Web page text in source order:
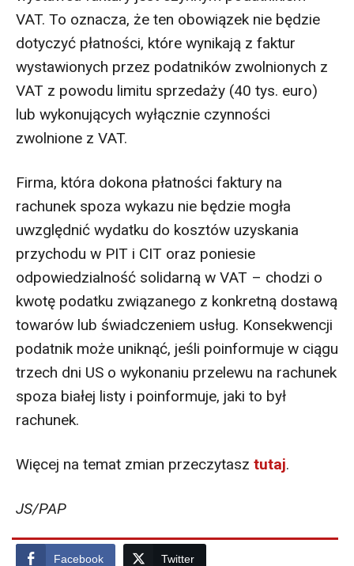
VAT. To oznacza, że ten obowiązek nie będzie
dotyczyć płatności, które wynikają z faktur
wystawionych przez podatników zwolnionych z
VAT z powodu limitu sprzedaży (40 tys. euro)
lub wykonujących wyłącznie czynności
zwolnione z VAT.
Firma, która dokona płatności faktury na
rachunek spoza wykazu nie będzie mogła
uwzględnić wydatku do kosztów uzyskania
przychodu w PIT i CIT oraz poniesie
odpowiedzialność solidarną w VAT – chodzi o
kwotę podatku związanego z konkretną dostawą
towarów lub świadczeniem usług. Konsekwencji
podatnik może uniknąć, jeśli poinformuje w ciągu
trzech dni US o wykonaniu przelewu na rachunek
spoza białej listy i poinformuje, jaki to był
rachunek.
Więcej na temat zmian przeczytasz tutaj.
JS/PAP
Facebook Twitter